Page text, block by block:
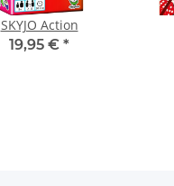
SKYJO Action
19,95 € *